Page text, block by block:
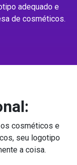
adequado e
de cosméticos.
cosméticos e
seu logotipo
a coisa.